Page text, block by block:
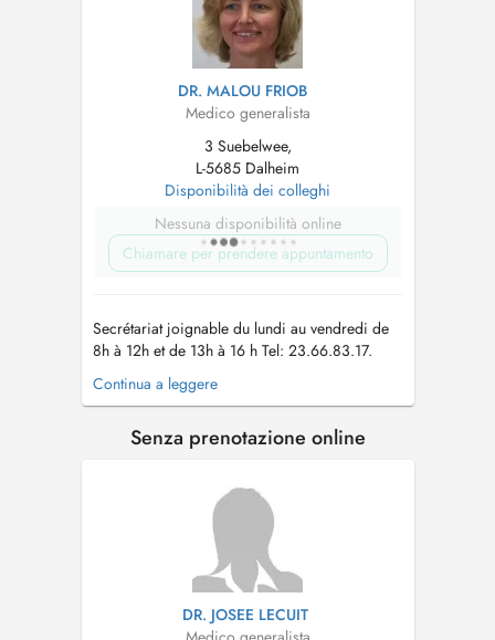
DR. MALOU FRIOB
Medico generalista
3 Suebelwee,
L-5685 Dalheim
Disponibilità dei colleghi
Nessuna disponibilità online
Chiamare per prendere appuntamento
Secrétariat joignable du lundi au vendredi de
8h à 12h et de 13h à 16 h Tel: 23.66.83.17.
Nous vous prions de bien vouloir porter un
masque au sein du centre médical en cas de
secretary is available to answer your calls from
Continua a leggere
Senza prenotazione online
DR. JOSEE LECUIT